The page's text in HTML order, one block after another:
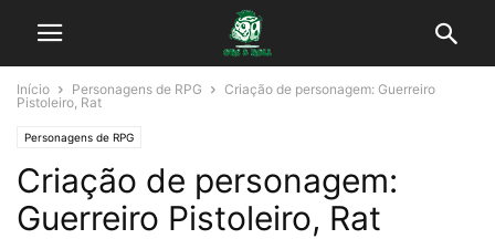
Início Personagens de RPG
Criação de personagem: Guerreiro
Pistoleiro, Rat
Personagens de RPG
Criação de personagem:
Guerreiro Pistoleiro, Rat